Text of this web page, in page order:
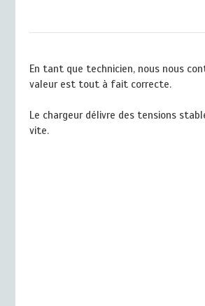
En tant que technicien, nous nous
valeur est tout à fait correcte.
Le chargeur délivre des tensions
vite.